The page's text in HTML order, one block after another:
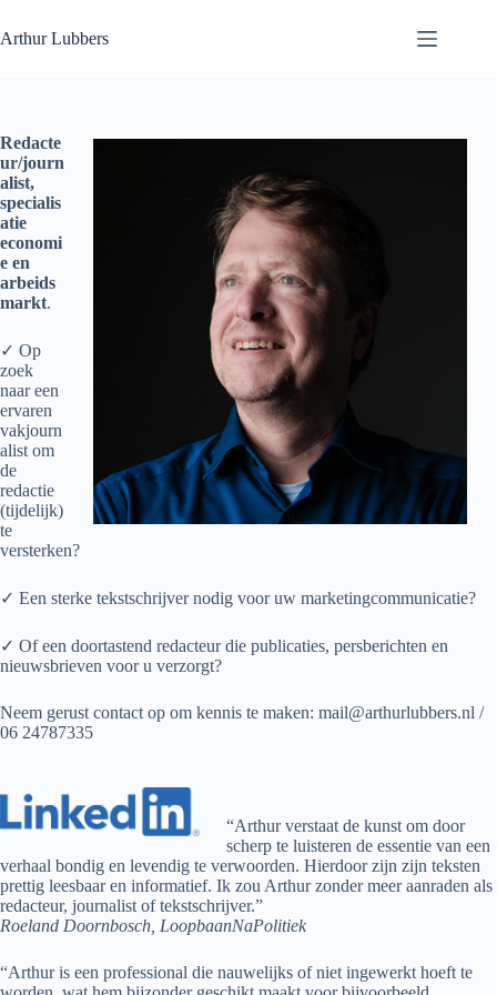
naar
de
Arthur Lubbers
Redacte
ur/journ
alist,
specialis
atie
economi
e en
arbeids
markt.
✓ Op
zoek
naar een
ervaren
vakjourn
alist om
de
redactie
(tijdelijk)
te
versterken?
✓ Een sterke tekstschrijver nodig voor uw marketingcommunicatie?
✓ Of een doortastend redacteur die publicaties, persberichten en
nieuwsbrieven voor u verzorgt?
Neem gerust contact op om kennis te maken: mail@arthurlubbers.nl /
06 24787335
“Arthur verstaat de kunst om door
scherp te luisteren de essentie van een
verhaal bondig en levendig te verwoorden. Hierdoor zijn zijn teksten
prettig leesbaar en informatief. Ik zou Arthur zonder meer aanraden als
redacteur, journalist of tekstschrijver.”
Roeland Doornbosch, LoopbaanNaPolitiek
“Arthur is een professional die nauwelijks of niet ingewerkt hoeft te